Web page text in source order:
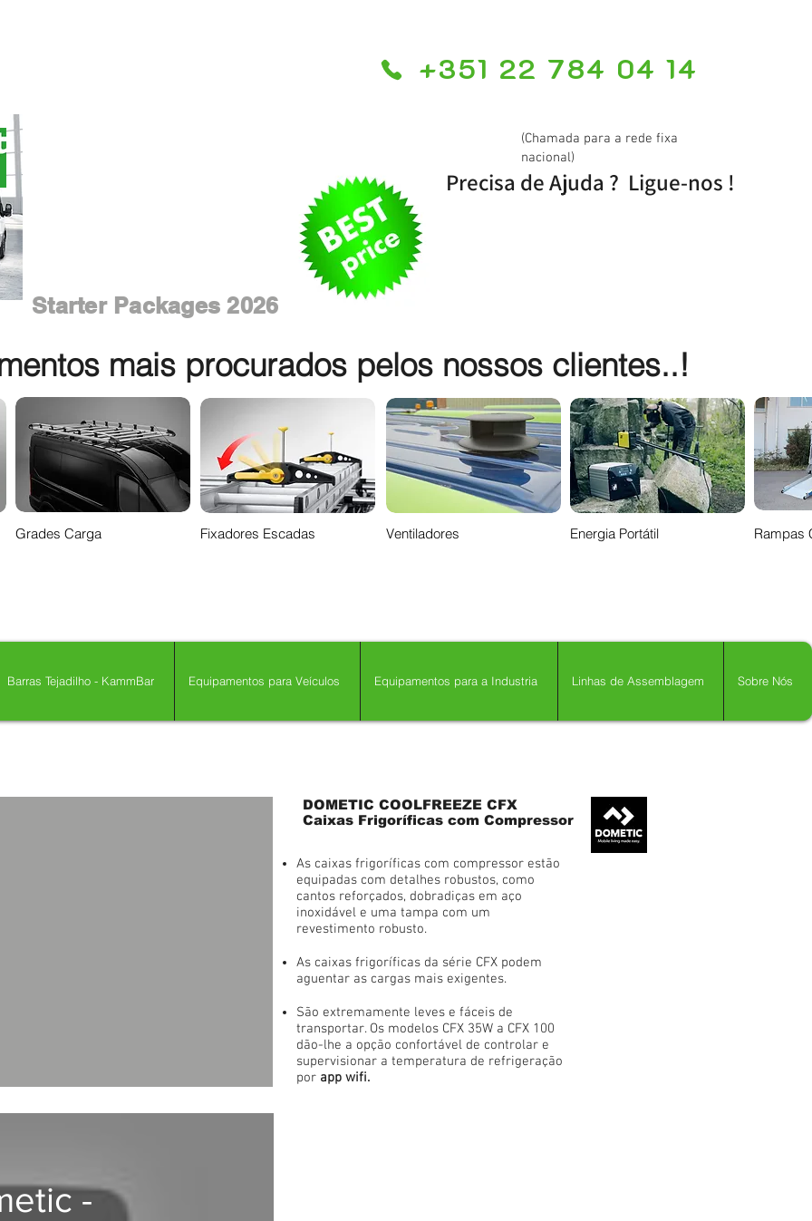
+351 22 784 04 14
Starter Packages 2026
(Chamada para a rede fixa
nacional)
Precisa de Ajuda ? Ligue-nos !
mais procurados pelos nossos clientes..!
Grades Carga Fixadores Escadas Ventiladores Energia Portátil Rampas
Barras Tejadilho - KammBar Equipamentos para Veículos Equipamentos para a Industria Linhas de Assemblagem Sobre Nós
DOMETIC COOLFREEZE CFX
Caixas Frigoríficas com Compressor
As caixas frigoríficas com compressor estão
equipadas com detalhes robustos, como
cantos reforçados, dobradiças em aço
inoxidável e uma tampa com um
revestimento robusto.
As caixas frigoríficas da série CFX podem
aguentar as cargas mais exigentes.
São extremamente leves e fáceis de
transportar. Os modelos CFX 35W a CFX 100
dão-lhe a opção confortável de controlar e
supervisionar a temperatura de refrigeração
por app wifi.
-